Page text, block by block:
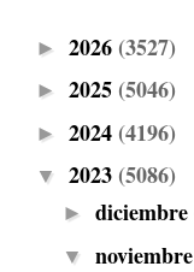
► 2026 (3527)
► 2025 (5046)
► 2024 (4196)
▼ 2023 (5086)
► diciembre
▼ noviembre